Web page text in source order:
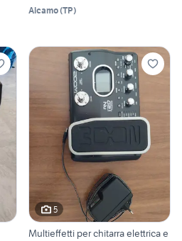
Alcamo(TP)
5
Multieffetti per chitarra elettrica e